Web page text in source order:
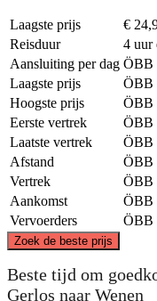
Laagste prijs
€
Reisduur
4 uur
Aansluiting per dag ÖBB
Laagste prijs
ÖBB
Hoogste prijs
ÖBB
Eerste vertrek
ÖBB
Laatste vertrek
ÖBB
Afstand
ÖBB
Vertrek
ÖBB
Aankomst
ÖBB
Vervoerders
ÖBB
Zoek de beste prijs
Beste tijd om
Gerlos naar Wenen